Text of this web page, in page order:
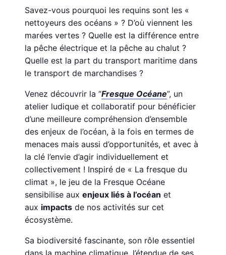
Savez-vous pourquoi les requins sont les «
nettoyeurs des océans » ? D’où viennent les
marées vertes ? Quelle est la différence entre
la pêche électrique et la pêche au chalut ?
Quelle est la part du transport maritime dans
le transport de marchandises ?
Venez découvrir la “Fresque Océane”, un
atelier ludique et collaboratif pour bénéficier
d’une meilleure compréhension d’ensemble
des enjeux de l’océan, à la fois en termes de
menaces mais aussi d’opportunités, et avec à
la clé l’envie d’agir individuellement et
collectivement ! Inspiré de « La fresque du
climat », le jeu de la Fresque Océane
sensibilise auxenjeux liés à l’océan et
aux impacts de nos activités sur cet
écosystème.
Sa biodiversité fascinante, son rôle essentiel